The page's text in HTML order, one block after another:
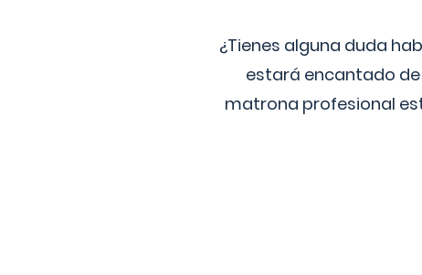
¿Tienes alguna duda
estará encantado
matrona profesional